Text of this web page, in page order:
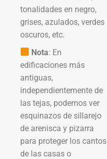
tonalidades en negro,
grises, azulados, verdes
oscuros, etc.
Nota: En
edificaciones más
antiguas,
independientemente de
las tejas, podemos ver
esquinazos de sillarejo
de arenisca y pizarra
para proteger los cantos
de las casas o